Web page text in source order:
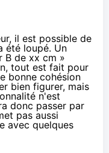
il est possible de
été loupé. Un
B de xx cm »
tout est fait pour
bonne cohésion
bien figurer, mais
n'est
donc passer par
pas aussi
avec quelques